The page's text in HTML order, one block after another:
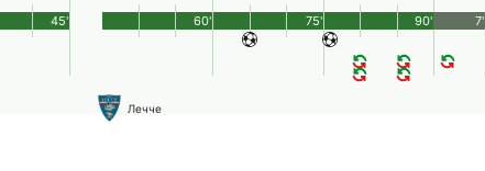
45'
Лечче
90'
60' 75' 7'